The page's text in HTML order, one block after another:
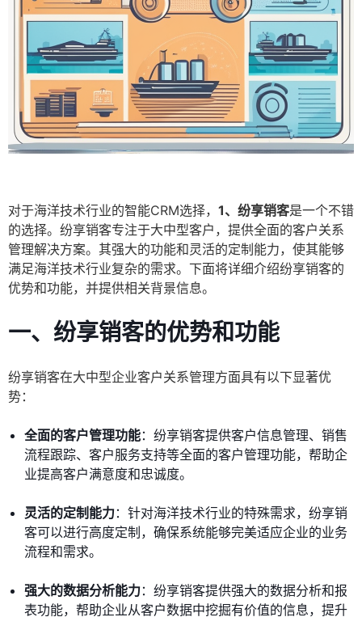
对于海洋技术行业的智能CRM选择， 1、纷享销客是一个不错
的选择。纷享销客专注于大中型客户，提供全面的客户关系
管理解决方案。其强大的功能和灵活的定制能力，使其能够
满足海洋技术行业复杂的需求。下面将详细介绍纷享销客的
优势和功能，并提供相关背景信息。
一、纷享销客的优势和功能
纷享销客在大中型企业客户关系管理方面具有以下显著优
势：
全面的客户管理功能：纷享销客提供客户信息管理、销售
流程跟踪、客户服务支持等全面的客户管理功能，帮助企
业提高客户满意度和忠诚度。
灵活的定制能力：针对海洋技术行业的特殊需求，纷享销
客可以进行高度定制，确保系统能够完美适应企业的业务
流程和需求。
强大的数据分析能力：纷享销客提供强大的数据分析和报
表功能，帮助企业从客户数据中挖掘有价值的信息，提升